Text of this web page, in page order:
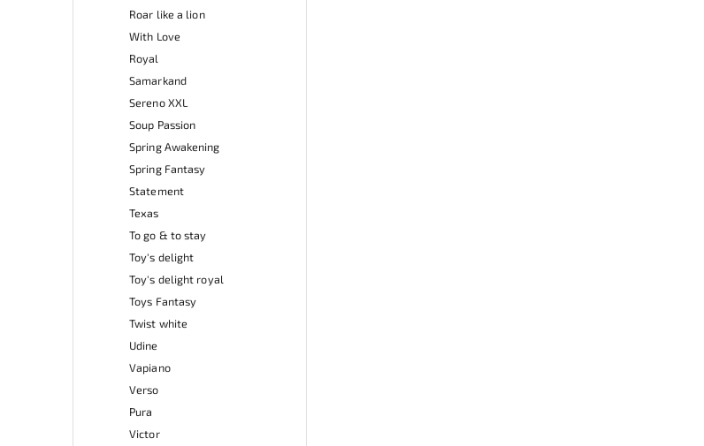
Roar like a lion
With Love
Royal
Samarkand
Sereno XXL
Soup Passion
Spring Awakening
Spring Fantasy
Statement
Texas
To go & to stay
Toy's delight
Toy's delight royal
Toys Fantasy
Twist white
Udine
Vapiano
Verso
Pura
Victor